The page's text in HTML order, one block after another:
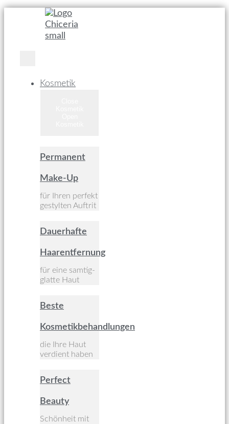
Kosmetik
Permanent
Make-Up
für Ihren perfekt
gestylten Auftrit
Dauerhafte
Haarentfernung
für eine samtig-
glatte Haut
Beste
Kosmetikbehandlungen
die Ihre Haut
verdient haben
Perfect
Beauty
Schönheit mit